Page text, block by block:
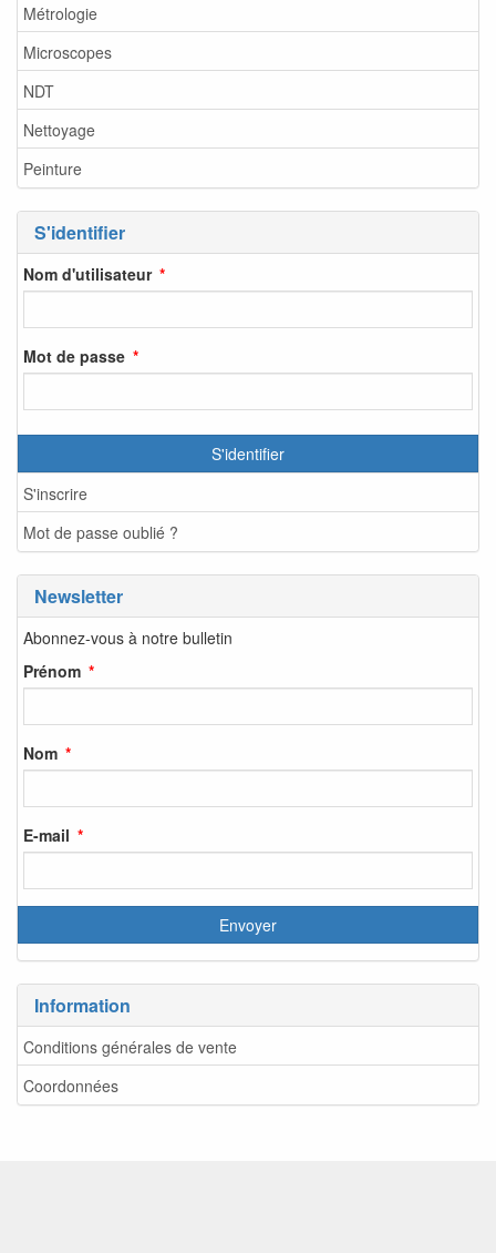
Métrologie
Microscopes
NDT
Nettoyage
Peinture
S'identifier
Nom d'utilisateur
Mot de passe
S'identifier
S'inscrire
Mot de passe oublié ?
Newsletter
Abonnez-vous à notre bulletin
Prénom
Nom
E-mail
Information
Conditions générales de vente
Coordonnées